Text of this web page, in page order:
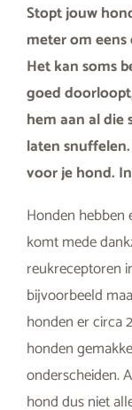
Stopt jouw
meter om
Het kan soms
goed
hem aan al die
laten
voor je hond.
Honden hebben
komt mede
reukreceptoren
bijvoorbeeld
honden er circa
honden
onderscheiden.
hond dus niet